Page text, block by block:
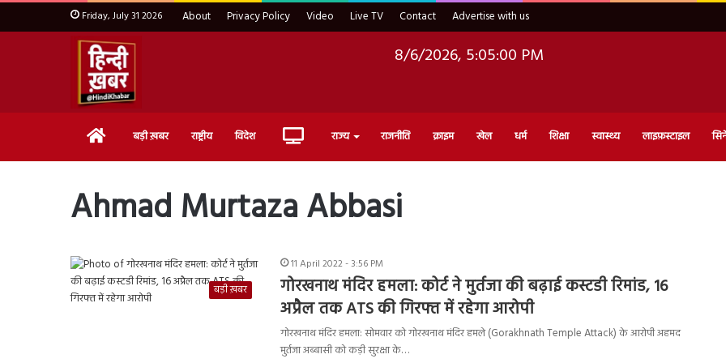
Friday, July 31 2026 About Privacy Policy Video Live TV Contact Advertise with us
8/6/2026, 5:05:01 PM
Home बड़ी ख़बर राष्ट्रीय विदेश Live राज्य राजनीति क्राइम खेल धर्म शिक्षा स्वास्थ्य लाइफ़स्टाइल
Ahmad Murtaza Abbasi
बड़ी ख़बर
11 April 2022 - 3:56 PM
गोरखनाथ मंदिर हमला: कोर्ट ने मुर्तजा की बढ़ाई कस्टडी रिमांड, 16
अप्रैल तक ATS की गिरफ्त में रहेगा आरोपी
गोरखनाथ मंदिर हमला: सोमवार को गोरखनाथ मंदिर हमले (Gorakhnath Temple Attack) के आरोपी अहमद
मुर्तजा अब्बासी को कड़ी सुरक्षा के…